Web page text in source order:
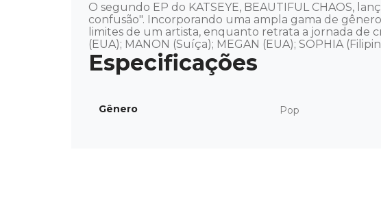
O segundo EP do KATSEYE, BEAUTIFUL CHAOS,
confusão". Incorporando uma ampla gama de
limites de um artista, enquanto retrata a jornada de
(EUA); MANON (Suíça); MEGAN (EUA); SOPHIA
Gênero Pop